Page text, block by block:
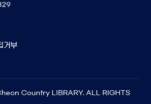
거부
Country LIBRARY. ALL RIGHTS